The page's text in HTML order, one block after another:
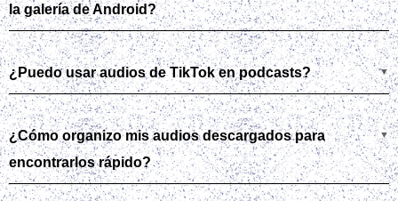
la galería de Android?
¿Puedo usar audios de TikTok en podcasts?
¿Cómo organizo mis audios descargados para
encontrarlos rápido?